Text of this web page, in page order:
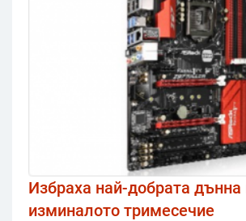
Избраха най-добрата дънна
изминалото тримесечие